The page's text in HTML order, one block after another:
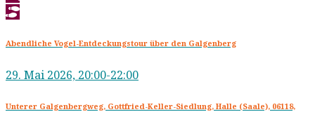
Abendliche Vogel-Entdeckungstour über den Galgenberg
29. Mai 2026, 20:00-22:00
Unterer Galgenbergweg, Gottfried-Keller-Siedlung, Halle (Saale), 06118,